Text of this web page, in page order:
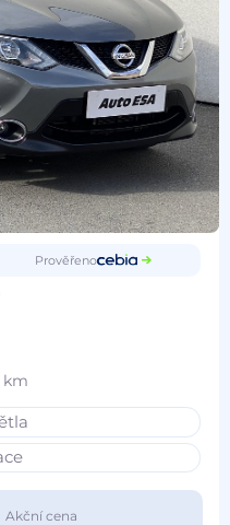
Prověřeno
km
Akční cena